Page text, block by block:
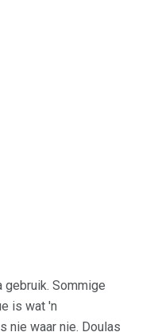
gebruik. Sommige
is wat 'n
nie waar nie. Doulas